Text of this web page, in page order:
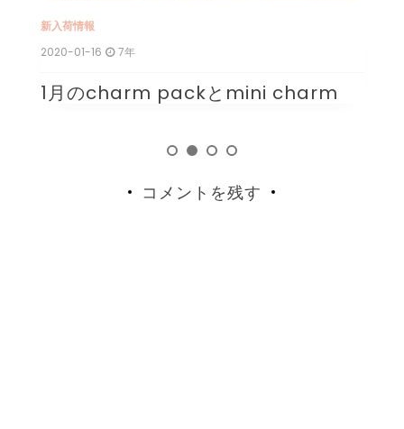
新入荷情報
2020-01-16 7年
1月のcharm packとmini charm
コメントを残す